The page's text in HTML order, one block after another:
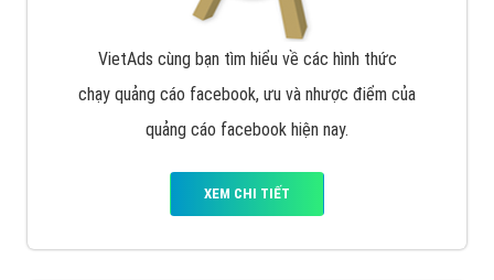
VietAds cùng bạn tìm hiểu về các hình thức
chạy quảng cáo facebook, ưu và nhược điểm của
quảng cáo facebook hiện nay.
XEM CHI TIẾT